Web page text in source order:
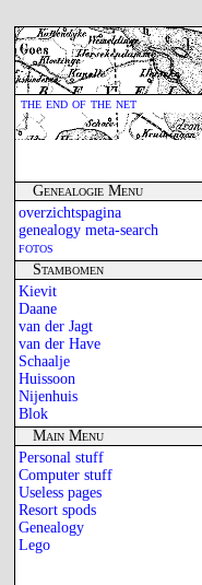
the end of the net
Genealogie Menu
overzichtspagina
genealogy meta-search
fotos
Stambomen
Kievit
Daane
van der Jagt
van der Have
Schaalje
Huissoon
Nijenhuis
Blok
Main Menu
Personal stuff
Computer stuff
Useless pages
Resort spods
Genealogy
Lego